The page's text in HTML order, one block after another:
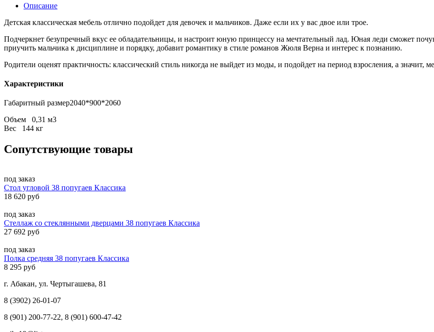
Описание
Детская классическая мебель отлично подойдет для девочек и мальчиков. Даже если их у вас двое или трое.
Подчеркнет безупречный вкус ее обладательницы, и настроит юную принцессу на мечтательный лад. Юная леди сможет
приучить мальчика к дисциплине и порядку, добавит романтику в стиле романов Жюля Верна и интерес к познанию.
Родители оценят практичность: классический стиль никогда не выйдет из моды, и подойдет на период взросления, а значит,
Характеристики
Габаритный размер2040*900*2060
Объем 0,31 м3
Вес 144 кг
Сопутствующие товары
под заказ
Стол угловой 38 попугаев Классика
18 620 руб
под заказ
Стеллаж со стеклянными дверцами 38 попугаев Классика
27 692 руб
под заказ
Полка средняя 38 попугаев Классика
8 295 руб
г. Абакан, ул. Чертыгашева, 81
8 (3902) 26-01-07
8 (901) 200-77-22, 8 (901) 600-47-42